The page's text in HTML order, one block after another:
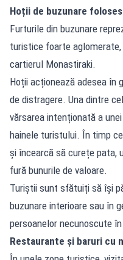
Hoții de buzunare
Furturile din buzunare
turistice foarte
cartierul Monastiraki.
Hoții acționează adesea în
de distragere. Una dintre
vărsarea intenționată a
hainele turistului. În timp
și încearcă să curețe pata,
fură bunurile de valoare.
Turiștii sunt sfătuiți să își
buzunare interioare sau în
persoanelor necunoscute
Restaurante și baruri cu